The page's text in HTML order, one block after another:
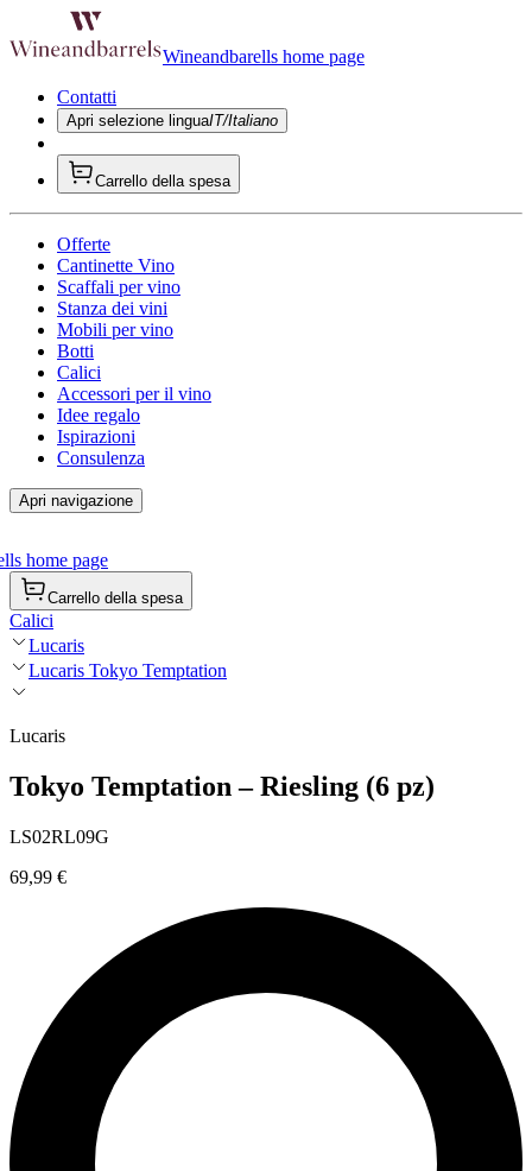
Wineandbarells home page
Contatti
Apri selezione linguaIT/Italiano
Carrello della spesa
Offerte
Cantinette Vino
Scaffali per vino
Stanza dei vini
Mobili per vino
Botti
Calici
Accessori per il vino
Idee regalo
Ispirazioni
Consulenza
Apri navigazione
home page
Carrello della spesa
Calici
Lucaris
Lucaris Tokyo Temptation
Lucaris
Tokyo Temptation – Riesling (6 pz)
LS02RL09G
69,99 €